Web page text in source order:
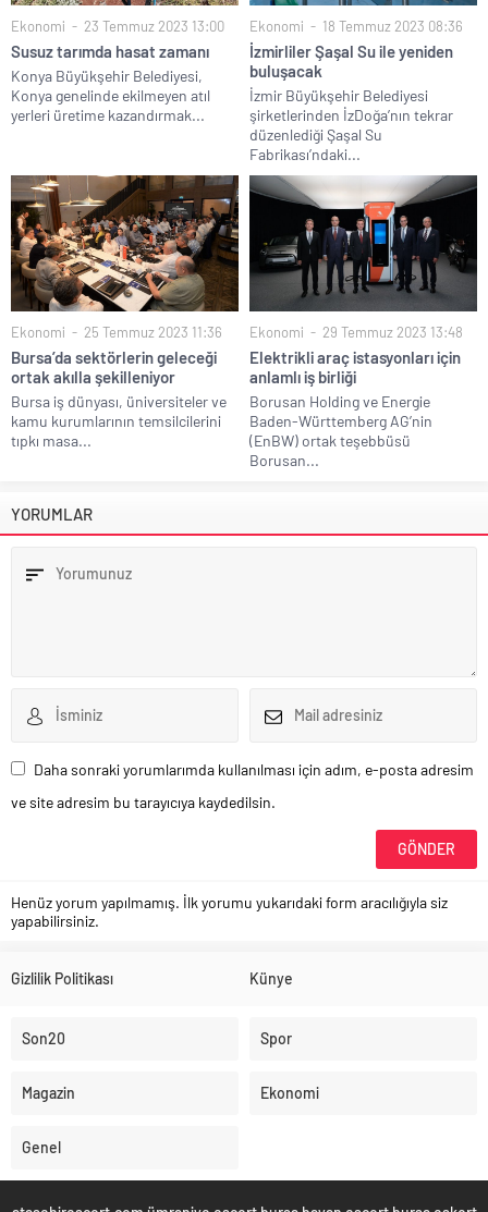
Ekonomi 23 Temmuz 2023 13:00
Susuz tarımda hasat zamanı
Konya Büyükşehir Belediyesi,
Konya genelinde ekilmeyen atıl
yerleri üretime kazandırmak...
Ekonomi 18 Temmuz 2023 08:36
İzmirliler Şaşal Su ile yeniden
buluşacak
İzmir Büyükşehir Belediyesi
şirketlerinden İzDoğa’nın tekrar
düzenlediği Şaşal Su
Fabrikası’ndaki...
Ekonomi 25 Temmuz 2023 11:36
Bursa’da sektörlerin geleceği
ortak akılla şekilleniyor
Bursa iş dünyası, üniversiteler ve
kamu kurumlarının temsilcilerini
tıpkı masa...
Ekonomi 29 Temmuz 2023 13:48
Elektrikli araç istasyonları için
anlamlı iş birliği
Borusan Holding ve Energie
Baden-Württemberg AG’nin
(EnBW) ortak teşebbüsü
Borusan...
YORUMLAR
Daha sonraki yorumlarımda kullanılması için adım, e-posta adresim
ve site adresim bu tarayıcıya kaydedilsin.
Henüz yorum yapılmamış. İlk yorumu yukarıdaki form aracılığıyla siz
yapabilirsiniz.
Gizlilik Politikası Künye
Son20 Spor
Magazin Ekonomi
Genel